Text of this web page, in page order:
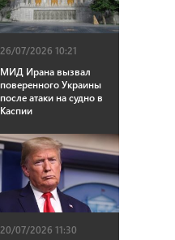
26/07/2026 10:21
МИД Ирана вызвал
поверенного Украины
после атаки на судно в
Каспии
20/07/2026 11:30